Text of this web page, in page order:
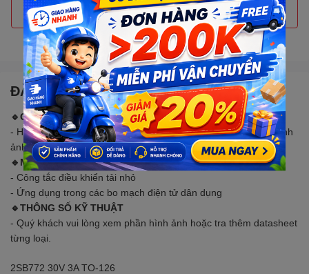
THÊM VÀO GIỎ HÀNG
Gọi đặt mua0907088123 (7:30 - 17:00)
ĐẶC ĐIỂM NỔI BẬT
🔹CHÚ Ý:
- Hình ảnh 3D mang tính chất hiển thị cơ bản về sản phẩm. Hình
ảnh thực tế sẽ khác chút.
🔹MÔ TẢ SẢN PHẨM
- Công tắc điều khiển tải nhỏ
- Ứng dụng trong các bo mạch điện tử dân dụng
🔹THÔNG SỐ KỸ THUẬT
- Quý khách vui lòng xem phần hình ảnh hoặc tra thêm datasheet
từng loại.
2SB772 30V 3A TO-126